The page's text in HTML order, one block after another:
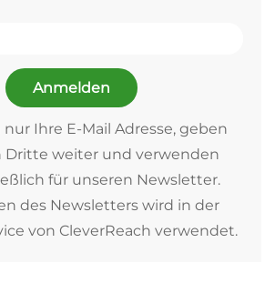
Anmelden
Ihre E-Mail Adresse, geben
Dritte weiter und verwenden
für unseren Newsletter.
des Newsletters wird in der
von CleverReach verwendet.